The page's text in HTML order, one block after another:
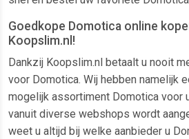
Goedkope Domotica online
Koopslim.nl!
Dankzij Koopslim.nl betaalt u nooit
voor Domotica. Wij hebben namelijk
mogelijk assortiment Domotica voor
vanuit diverse webshops wordt
weet u altijd bij welke aanbieder u